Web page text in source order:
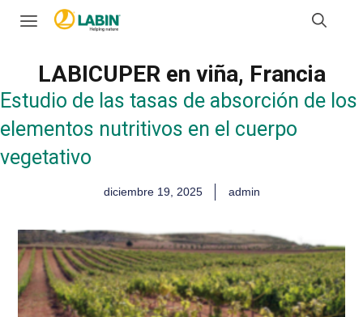
LABICUPER en viña, Francia
Estudio de las tasas de absorción de los
elementos nutritivos en el cuerpo
vegetativo
diciembre 19, 2025 admin